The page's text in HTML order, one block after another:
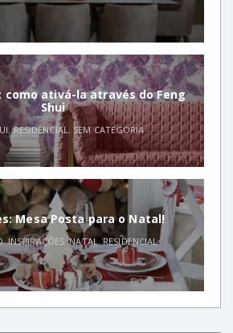
como ativá-la através do Feng
Shui
,RESIDENCIAL,SEM CATEGORIA
Mesa Posta para o Natal!
,INSPIRAÇÕES ,NATAL,RESIDENCIAL